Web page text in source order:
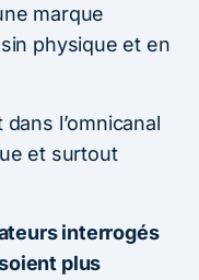
marque
physique et en
l’omnicanal
et surtout
interrogés
plus